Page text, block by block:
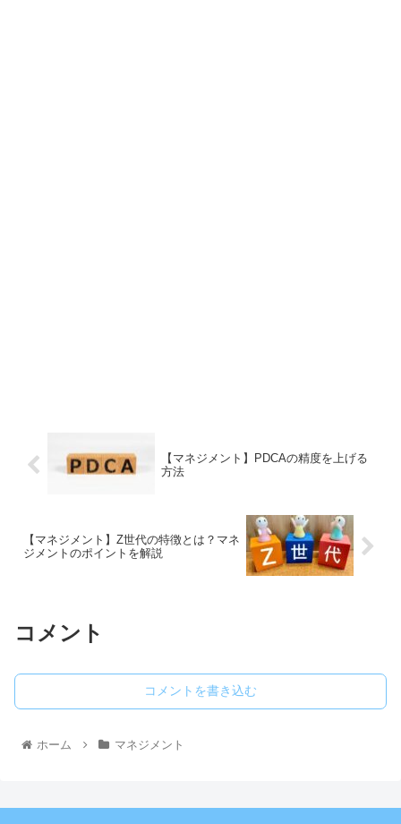
【マネジメント】PDCAの精度を上げる
方法
【マネジメント】Z世代の特徴とは？マネ
ジメントのポイントを解説
コメント
コメントを書き込む
ホーム マネジメント